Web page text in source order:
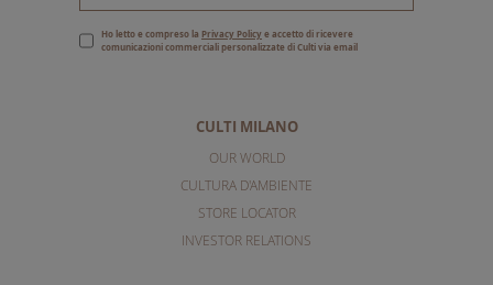
CULTI MILANO
OUR WORLD
CULTURA D'AMBIENTE
STORE LOCATOR
INVESTOR RELATIONS
Ho letto e compreso la Privacy Policye accetto di ricevere
comunicazioni commerciali personalizzate di Culti via email